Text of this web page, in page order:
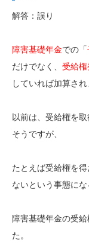
解答：誤り
障害基礎年金での「
だけでなく、 受給
していれば加算され
以前は、受給権を
そうですが、
たとえば受給権を
ないという事態にな
障害基礎年金の受
た。